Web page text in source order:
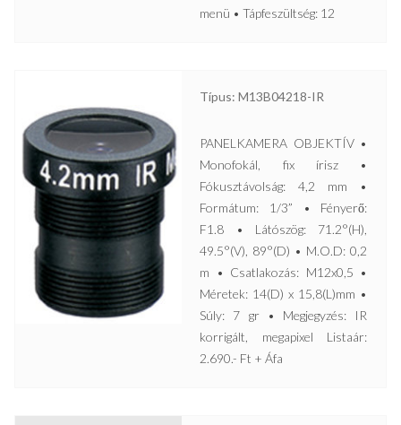
menü • Tápfeszültség: 12
Típus: M13B04218-IR
PANELKAMERA OBJEKTÍV •
Monofokál, fix írisz •
Fókusztávolság: 4,2 mm •
Formátum: 1/3” • Fényerő:
F1.8 • Látószög: 71.2°(H),
49.5°(V), 89°(D) • M.O.D: 0,2
m • Csatlakozás: M12x0,5 •
Méretek: 14(D) x 15,8(L)mm •
Súly: 7 gr • Megjegyzés: IR
korrigált, megapixel Listaár:
2.690.- Ft + Áfa